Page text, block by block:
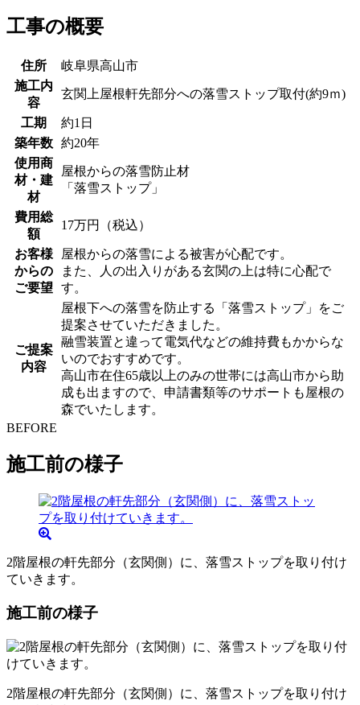
工事の概要
住所
岐阜県高山市
施工内
容
玄関上屋根軒先部分への落雪ストップ取付(約9ｍ)
工期
約1日
築年数
約20年
使用商
材・建
材
屋根からの落雪防止材
「落雪ストップ」
費用総
額
17万円（税込）
お客様
からの
ご要望
屋根からの落雪による被害が心配です。
また、人の出入りがある玄関の上は特に心配で
す。
ご提案
内容
屋根下への落雪を防止する「落雪ストップ」をご
提案させていただきました。
融雪装置と違って電気代などの維持費もかからな
いのでおすすめです。
高山市在住65歳以上のみの世帯には高山市から助
成も出ますので、申請書類等のサポートも屋根の
森でいたします。
BEFORE
施工前の様子
2階屋根の軒先部分（玄関側）に、落雪ストップを取り付け
ていきます。
施工前の様子
2階屋根の軒先部分（玄関側）に、落雪ストップを取り付け